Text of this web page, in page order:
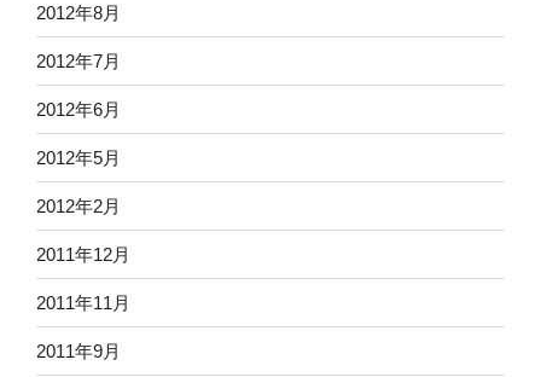
2012年8月
2012年7月
2012年6月
2012年5月
2012年2月
2011年12月
2011年11月
2011年9月